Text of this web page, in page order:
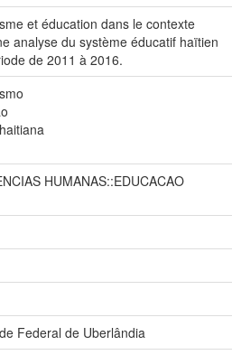
et éducation dans le contexte
analyse du système éducatif haïtien
de 2011 à 2016.
HUMANAS::EDUCACAO
Federal de Uberlândia